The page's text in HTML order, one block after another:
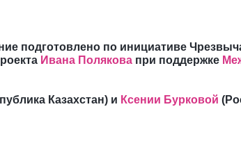
подготовлено по инициативе
Ивана Полякова при поддержке
Казахстан) и Ксении Бурковой